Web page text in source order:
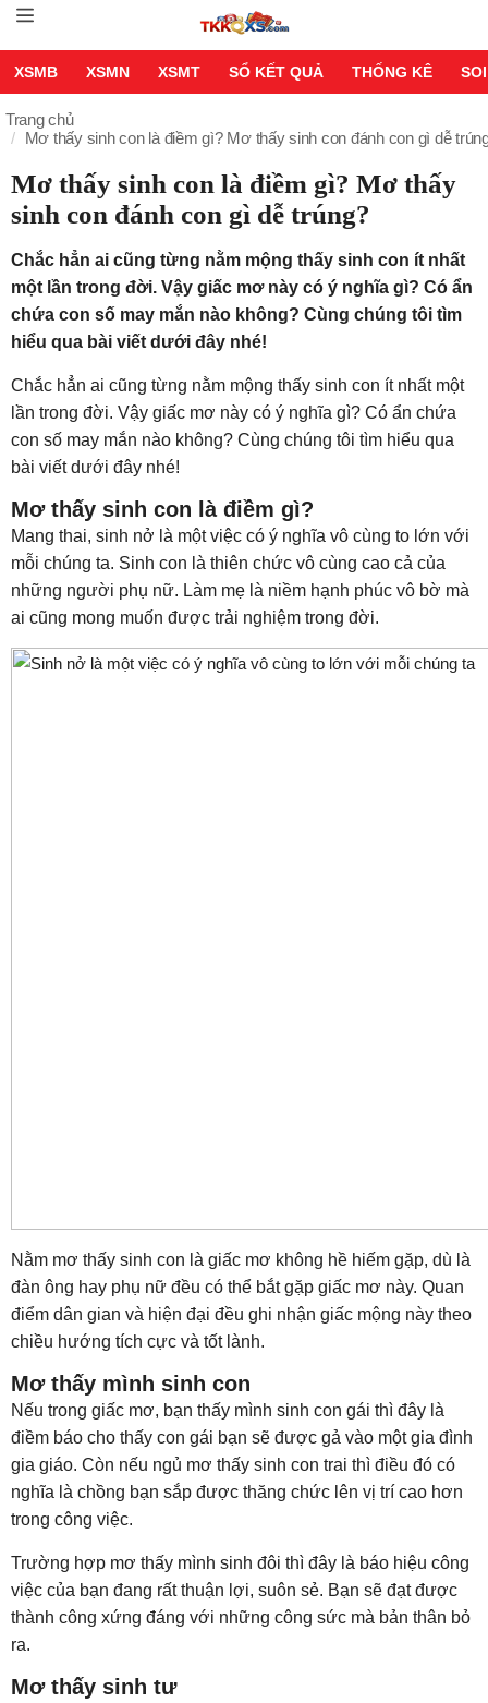
XSMB XSMN XSMT SỔ KẾT QUẢ THỐNG KÊ
Trang chủ
Mơ thấy sinh con là điềm gì? Mơ thấy sinh con đánh con gì dễ
Mơ thấy sinh con là điềm gì? Mơ thấy
sinh con đánh con gì dễ trúng?
Chắc hẳn ai cũng từng nằm mộng thấy sinh con ít nhất
một lần trong đời. Vậy giấc mơ này có ý nghĩa gì? Có ẩn
chứa con số may mắn nào không? Cùng chúng tôi tìm
hiểu qua bài viết dưới đây nhé!
Chắc hẳn ai cũng từng nằm mộng thấy sinh con ít nhất một
lần trong đời. Vậy giấc mơ này có ý nghĩa gì? Có ẩn chứa
con số may mắn nào không? Cùng chúng tôi tìm hiểu qua
bài viết dưới đây nhé!
Mơ thấy sinh con là điềm gì?
Mang thai, sinh nở là một việc có ý nghĩa vô cùng to lớn với
mỗi chúng ta. Sinh con là thiên chức vô cùng cao cả của
những người phụ nữ. Làm mẹ là niềm hạnh phúc vô bờ mà
ai cũng mong muốn được trải nghiệm trong đời.
Nằm mơ thấy sinh con là giấc mơ không hề hiếm gặp, dù là
đàn ông hay phụ nữ đều có thể bắt gặp giấc mơ này. Quan
điểm dân gian và hiện đại đều ghi nhận giấc mộng này theo
chiều hướng tích cực và tốt lành.
Mơ thấy mình sinh con
Nếu trong giấc mơ, bạn thấy mình sinh con gái thì đây là
điềm báo cho thấy con gái bạn sẽ được gả vào một gia đình
gia giáo. Còn nếu ngủ mơ thấy sinh con trai thì điều đó có
nghĩa là chồng bạn sắp được thăng chức lên vị trí cao hơn
trong công việc.
Trường hợp mơ thấy mình sinh đôi thì đây là báo hiệu công
việc của bạn đang rất thuận lợi, suôn sẻ. Bạn sẽ đạt được
thành công xứng đáng với những công sức mà bản thân bỏ
ra.
Mơ thấy sinh tư